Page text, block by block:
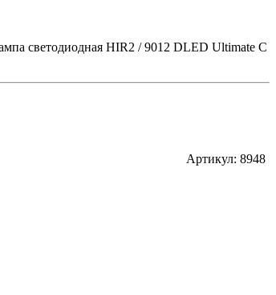
светодиодная HIR2 / 9012 DLED Ultimate C
Артикул: 8948